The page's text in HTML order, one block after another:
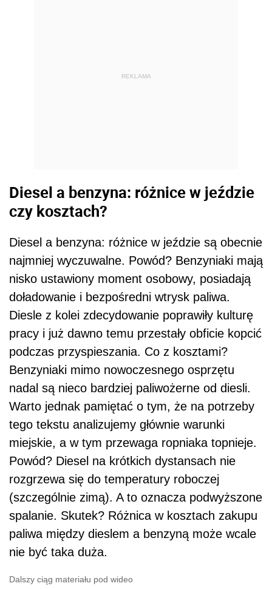
REKLAMA
Diesel a benzyna: różnice w jeździe
czy kosztach?
Diesel a benzyna: różnice w jeździe są obecnie
najmniej wyczuwalne. Powód? Benzyniaki mają
nisko ustawiony moment osobowy, posiadają
doładowanie i bezpośredni wtrysk paliwa.
Diesle z kolei zdecydowanie poprawiły kulturę
pracy i już dawno temu przestały obficie kopcić
podczas przyspieszania. Co z kosztami?
Benzyniaki mimo nowoczesnego osprzętu
nadal są nieco bardziej paliwożerne od diesli.
Warto jednak pamiętać o tym, że na potrzeby
tego tekstu analizujemy głównie warunki
miejskie, a w tym przewaga ropniaka topnieje.
Powód? Diesel na krótkich dystansach nie
rozgrzewa się do temperatury roboczej
(szczególnie zimą). A to oznacza podwyższone
spalanie. Skutek? Różnica w kosztach zakupu
paliwa między dieslem a benzyną może wcale
nie być taka duża.
Dalszy ciąg materiału pod wideo